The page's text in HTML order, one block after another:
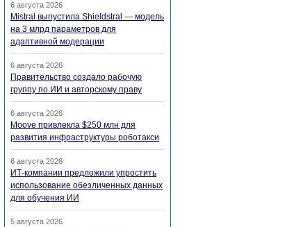
6 августа 2026
Mistral выпустила Shieldstral — модель
на 3 млрд параметров для
адаптивной модерации
6 августа 2026
Правительство создало рабочую
группу по ИИ и авторскому праву
6 августа 2026
Moove привлекла $250 млн для
развития инфраструктуры роботакси
6 августа 2026
ИТ-компании предложили упростить
использование обезличенных данных
для обучения ИИ
5 августа 2026